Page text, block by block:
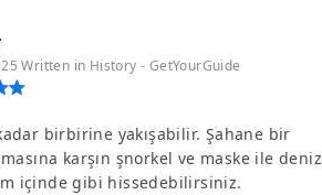
Written in History - GetYourGuide
birbirine yakışabilir. Şahane bir
karşın şnorkel ve maske ile deniz
içinde gibi hissedebilirsiniz.